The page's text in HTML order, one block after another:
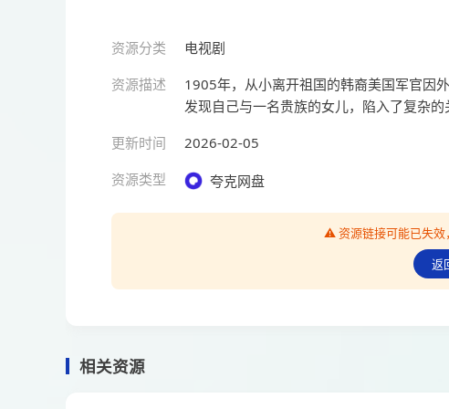
资源分类
电视剧
资源描述
1905年，从小离开祖国的韩裔美国军官因
发现自己与一名贵族的女儿，陷入了复杂的
更新时间
2026-02-05
资源类型
夸克网盘
⚠️ 资源链接可能已失效
返
相关资源